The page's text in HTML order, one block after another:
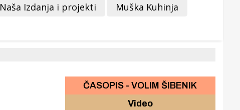
Naša Izdanja i projekti
Muška Kuhinja
ČASOPIS - VOLIM ŠIBENIK
Video